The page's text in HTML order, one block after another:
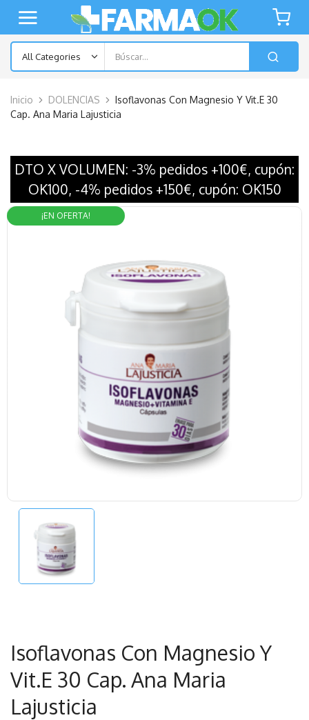
Inicio DOLENCIAS
Isoflavonas Con Magnesio Y Vit.E 30
Cap. Ana Maria Lajusticia
DTO X VOLUMEN: -3% pedidos +100€, cupón:
OK100, -4% pedidos +150€, cupón: OK150
¡EN OFERTA!
Isoflavonas Con Magnesio Y
Vit.E 30 Cap. Ana Maria
Lajusticia